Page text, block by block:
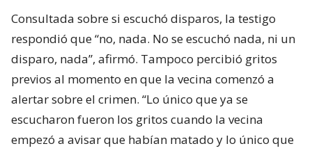
Consultada sobre si escuchó disparos, la testigo
respondió que “no, nada. No se escuchó nada, ni un
disparo, nada”, afirmó. Tampoco percibió gritos
previos al momento en que la vecina comenzó a
alertar sobre el crimen. “Lo único que ya se
escucharon fueron los gritos cuando la vecina
empezó a avisar que habían matado y lo único que